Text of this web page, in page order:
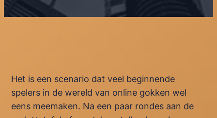
Het is een scenario dat veel beginnende
spelers in de wereld van online gokken wel
eens meemaken. Na een paar rondes aan de